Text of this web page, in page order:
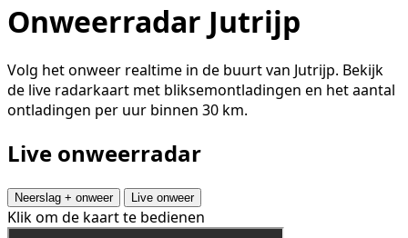
Onweerradar Jutrijp
Volg het onweer realtime in de buurt van Jutrijp. Bekijk
de live radarkaart met bliksemontladingen en het aantal
ontladingen per uur binnen 30 km.
Live onweerradar
Neerslag + onweer Live onweer
Klik om de kaart te bedienen